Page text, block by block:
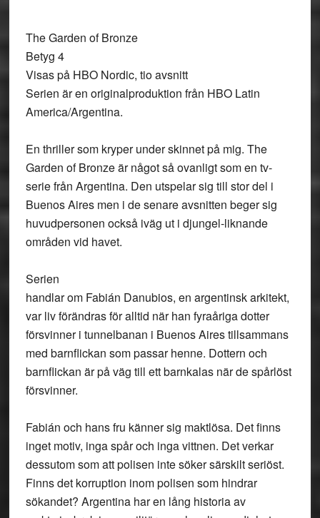
The Garden of Bronze
Betyg 4
Visas på HBO Nordic, tio avsnitt
Serien är en originalproduktion från HBO Latin
America/Argentina.
En thriller som kryper under skinnet på mig. The
Garden of Bronze är något så ovanligt som en tv-
serie från Argentina. Den utspelar sig till stor del i
Buenos Aires men i de senare avsnitten beger sig
huvudpersonen också iväg ut i djungel-liknande
områden vid havet.
Serien
handlar om Fabián Danubios, en argentinsk arkitekt,
var liv förändras för alltid när han fyraåriga dotter
försvinner i tunnelbanan i Buenos Aires tillsammans
med barnflickan som passar henne. Dottern och
barnflickan är på väg till ett barnkalas när de spårlöst
försvinner.
Fabián och hans fru känner sig maktlösa. Det finns
inget motiv, inga spår och inga vittnen. Det verkar
dessutom som att polisen inte söker särskilt seriöst.
Finns det korruption inom polisen som hindrar
sökandet? Argentina har en lång historia av